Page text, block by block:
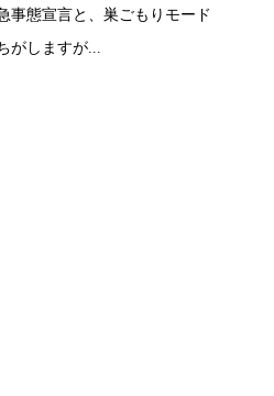
事態宣言と、巣ごもりモード
がしますが...